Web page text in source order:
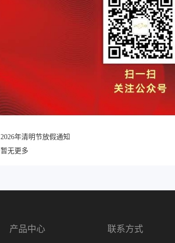
2026年清明节放假通知
暂无更多
产品中心 联系方式